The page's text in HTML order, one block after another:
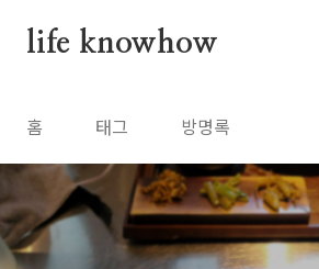
life knowhow
홈 태그 방명록